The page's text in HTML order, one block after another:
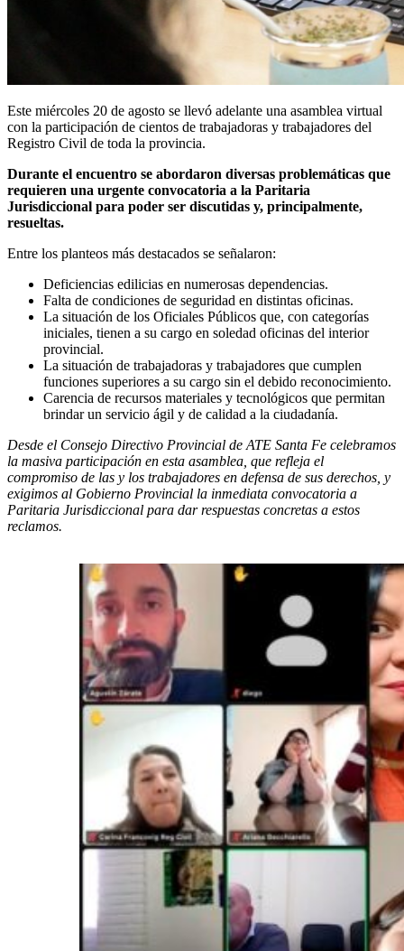
Este miércoles 20 de agosto se llevó adelante una asamblea virtual
con la participación de cientos de trabajadoras y trabajadores del
Registro Civil de toda la provincia.
Durante el encuentro se abordaron diversas problemáticas que
requieren una urgente convocatoria a la Paritaria
Jurisdiccional para poder ser discutidas y, principalmente,
resueltas.
Entre los planteos más destacados se señalaron:
Deficiencias edilicias en numerosas dependencias.
Falta de condiciones de seguridad en distintas oficinas.
La situación de los Oficiales Públicos que, con categorías
iniciales, tienen a su cargo en soledad oficinas del interior
provincial.
La situación de trabajadoras y trabajadores que cumplen
funciones superiores a su cargo sin el debido reconocimiento.
Carencia de recursos materiales y tecnológicos que permitan
brindar un servicio ágil y de calidad a la ciudadanía.
Desde el Consejo Directivo Provincial de ATE Santa Fe celebramos
la masiva participación en esta asamblea, que refleja el
compromiso de las y los trabajadores en defensa de sus derechos, y
exigimos al Gobierno Provincial la inmediata convocatoria a
Paritaria Jurisdiccional para dar respuestas concretas a estos
reclamos.